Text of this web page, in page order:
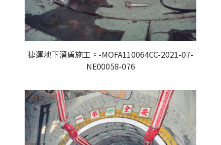
捷運地下潛盾施工。-MOFA110064CC-2021-07-
NE00058-076